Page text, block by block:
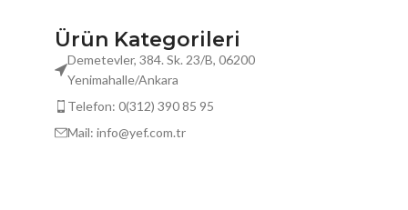
Ürün Kategorileri
Demetevler, 384. Sk. 23/B, 06200
Yenimahalle/Ankara
Telefon: 0(312) 390 85 95
Mail:info@yef.com.tr